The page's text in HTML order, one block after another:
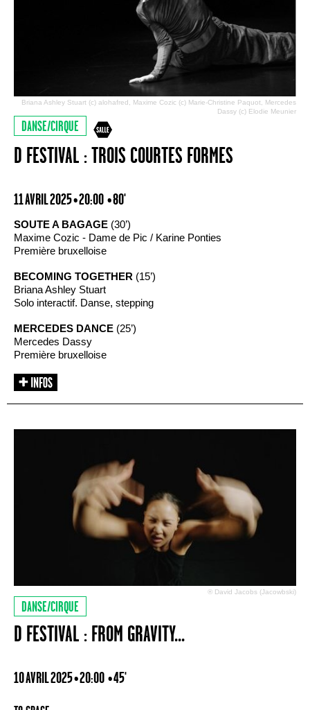
Briana Ashley Stuart (c) alohafred, Maxime Cozic (c) Marie-Christine Paquot, Mercedes
Dassy (c) Elodie Meunier
DANSE/CIRQUE
D FESTIVAL : TROIS COURTES FORMES
11 AVRIL 2025 • 20:00 • 80'
SOUTE A BAGAGE (30’)
Maxime Cozic - Dame de Pic / Karine Ponties
Première bruxelloise
BECOMING TOGETHER (15’)
Briana Ashley Stuart
Solo interactif. Danse, stepping
MERCEDES DANCE (25’)
Mercedes Dassy
Première bruxelloise
® David Jacobs (Jacowbski)
DANSE/CIRQUE
D FESTIVAL : FROM GRAVITY...
10 AVRIL 2025 • 20:00 • 45'